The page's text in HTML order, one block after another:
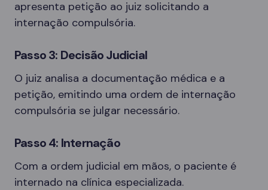
apresenta petição ao juiz solicitando a
internação compulsória.
Passo 3: Decisão Judicial
O juiz analisa a documentação médica e a
petição, emitindo uma ordem de internação
compulsória se julgar necessário.
Passo 4: Internação
Com a ordem judicial em mãos, o paciente é
internado na clínica especializada.